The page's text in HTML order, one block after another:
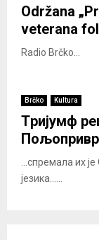
Održana
veterana
Radio Brčko...
Brčko Kultura
Tријумф
...спремала их
језика......